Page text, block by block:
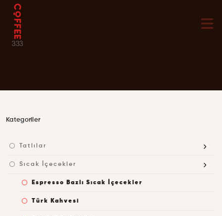
Kategoriler
Tatlılar
Sıcak İçecekler
Espresso Bazlı Sıcak İçecekler
Türk Kahvesi